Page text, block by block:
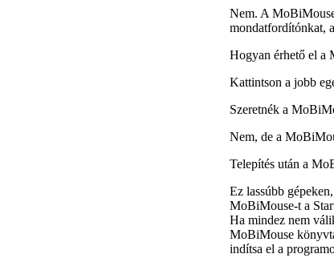
Nem. A
mondatfordítónkat, a
Hogyan érhető el a
Kattintson a jobb
Szeretnék a
Nem, de a
Telepítés után a
Ez lassúbb
MoBiMouse-t a
Ha mindez nem
MoBiMouse
indítsa el a